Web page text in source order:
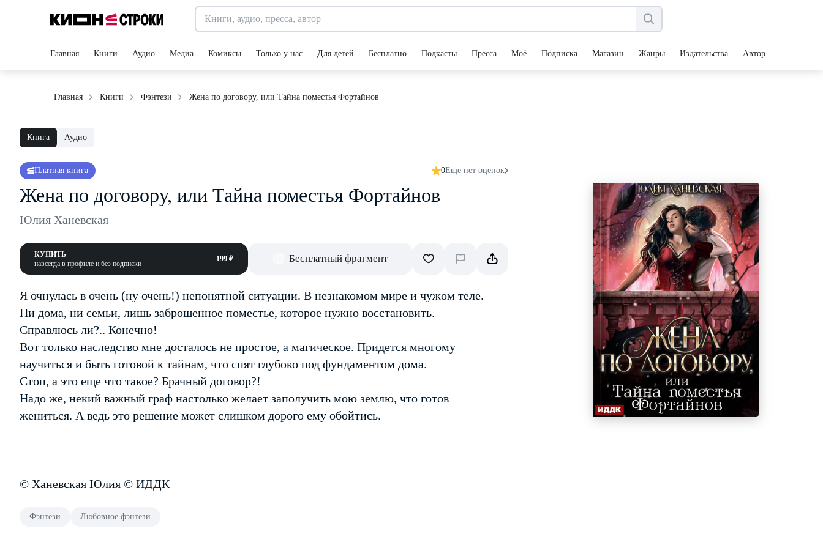
Главная Книги Аудио Медиа Комиксы Только у нас Для детей Бесплатно Подкасты Пресса Моё Подписка Магазин Жанры Издательства Авторы
Главная Книги Фэнтези Жена по договору, или Тайна поместья Фортайнов
Книга Аудио
Платная книга 0Ещё нет оценок
Жена по договору, или Тайна поместья Фортайнов
Юлия Ханевская
КУПИТЬ
навсегда в профиле и без подписки
199 ₽ Бесплатный фрагмент
Я очнулась в очень (ну очень!) непонятной ситуации. В незнакомом мире и чужом теле.
Ни дома, ни семьи, лишь заброшенное поместье, которое нужно восстановить.
Справлюсь ли?.. Конечно!
Вот только наследство мне досталось не простое, а магическое. Придется многому
научиться и быть готовой к тайнам, что спят глубоко под фундаментом дома.
Стоп, а это еще что такое? Брачный договор?!
Надо же, некий важный граф настолько желает заполучить мою землю, что готов
жениться. А ведь это решение может слишком дорого ему обойтись.
© Ханевская Юлия © ИДДК
Фэнтези Любовное фэнтези